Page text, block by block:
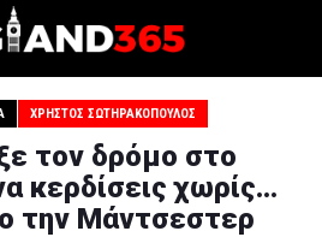
ΧΡΉΣΤΟΣ ΣΩΤΗΡΑΚΌΠΟΥΛΟΣ
τον δρόμο στο
κερδίσεις χωρίς...
την Μάντσεστερ